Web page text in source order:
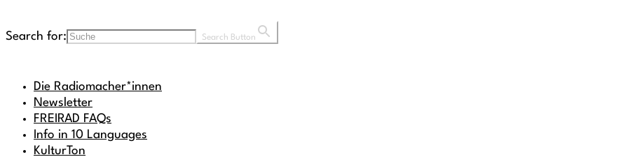
Search for: Search Button
Die Radiomacher*innen
Newsletter
FREIRAD FAQs
Info in 10 Languages
KulturTon